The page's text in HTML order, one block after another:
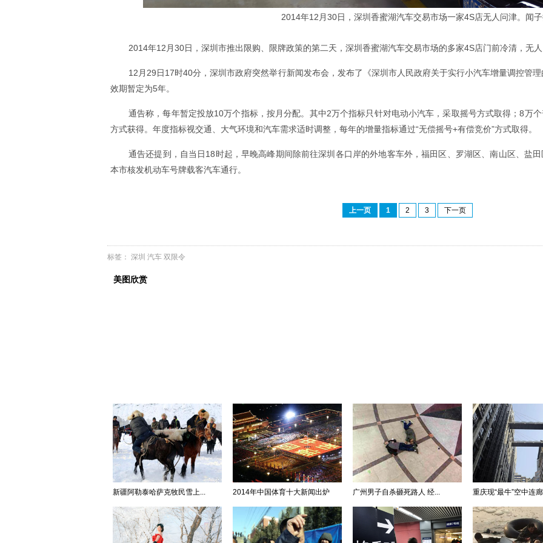
2014年12月30日，深圳香蜜湖汽车交易市场一家4S店无人问津。闻
2014年12月30日，深圳市推出限购、限牌政策的第二天，深圳香蜜湖汽车交易市场的多家4S店门前冷清，无
12月29日17时40分，深圳市政府突然举行新闻发布会，发布了《深圳市人民政府关于实行小汽车增量调控管
效期暂定为5年。
通告称，每年暂定投放10万个指标，按月分配。其中2万个指标只针对电动小汽车，采取摇号方式取得；8万
方式获得。年度指标视交通、大气环境和汽车需求适时调整，每年的增量指标通过“无偿摇号+有偿竞价”方式取得。
通告还提到，自当日18时起，早晚高峰期间除前往深圳各口岸的外地客车外，福田区、罗湖区、南山区、盐
本市核发机动车号牌载客汽车通行。
上一页 1 2 3 下一页
标签： 深圳 汽车 双限令
美图欣赏
新疆阿勒泰哈萨克牧民雪上... 2014年中国体育十大新闻出炉 广州男子自杀砸死路人 经... 重庆现“最牛”空中连